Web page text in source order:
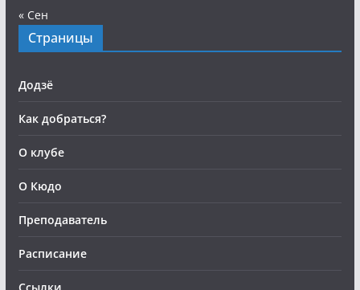
« Сен
Страницы
Додзё
Как добраться?
О клубе
О Кюдо
Преподаватель
Расписание